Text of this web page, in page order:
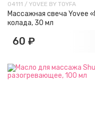
04111 / YOVEE BY TOYFA
Массажная свеча Yovee
колада, 30 мл
60 ₽